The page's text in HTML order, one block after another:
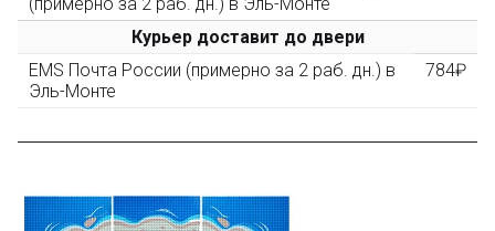
Пришлите фото поэтапной сборки купленного
конструктора и получите дополнительную скидку
10% при покупке следующего набора (не дороже 10
на нашем сайте
Курьер доставит до двери
EMS Почта России (примерно за 2 раб. дн.) в
Эль-Монте
784₽